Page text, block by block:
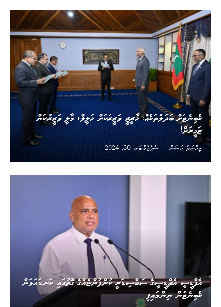
ކެބިނެޓަށް ބަދަލުތަކެއް: ޚާރީޖީ ވަޒީރަކަށް ޚަލީލް، މާލީ ވަޒީރުކަން
ޒަމީރަށް!
ޒިހްނަތު ހަސަން
ސެޕްޓެމްބަރ 30, 2024
އެފްޑީސީ އެޗްޑީސީގެ ސަބްސިޑަރީ ކުންފުންޏެއްގެ ގޮތުގައި ކަނޑައަޅަން
ކެބިނެޓުން ނިންމައިފި